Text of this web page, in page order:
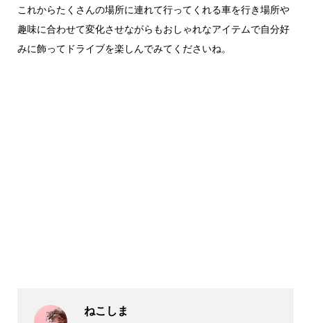
これからたくさんの場所に連れて行ってくれる車を行き場所や
趣味に合わせて変化させながらもおしゃれなアイテムで自分好
みに飾ってドライブを楽しんでみてくださいね。
ねこしま